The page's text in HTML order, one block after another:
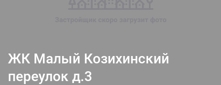
ЖК Малый Козихинский
переулок д.3